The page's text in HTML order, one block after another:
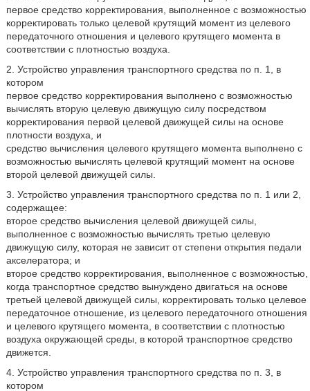
первое средство корректирования, выполненное с возможностью
корректировать только целевой крутящий момент из целевого
передаточного отношения и целевого крутящего момента в
соответствии с плотностью воздуха.
2. Устройство управления транспортного средства по п. 1, в
котором
первое средство корректирования выполнено с возможностью
вычислять вторую целевую движущую силу посредством
корректирования первой целевой движущей силы на основе
плотности воздуха, и
средство вычисления целевого крутящего момента выполнено с
возможностью вычислять целевой крутящий момент на основе
второй целевой движущей силы.
3. Устройство управления транспортного средства по п. 1 или 2,
содержащее:
второе средство вычисления целевой движущей силы,
выполненное с возможностью вычислять третью целевую
движущую силу, которая не зависит от степени открытия педали
акселератора; и
второе средство корректирования, выполненное с возможностью,
когда транспортное средство вынуждено двигаться на основе
третьей целевой движущей силы, корректировать только целевое
передаточное отношение, из целевого передаточного отношения
и целевого крутящего момента, в соответствии с плотностью
воздуха окружающей среды, в которой транспортное средство
движется.
4. Устройство управления транспортного средства по п. 3, в
котором